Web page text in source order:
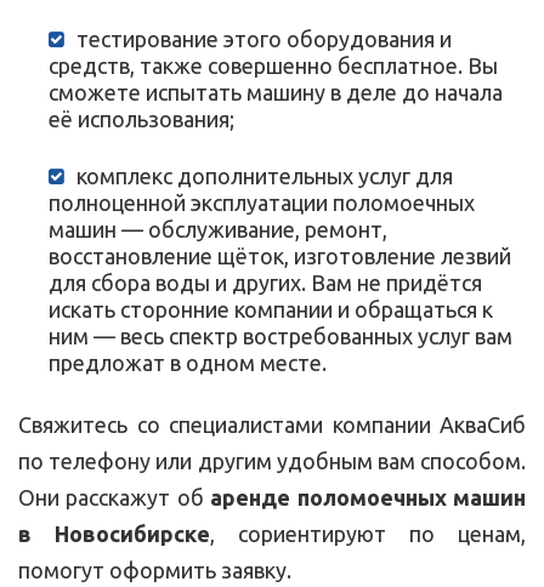
тестирование этого оборудования и
средств, также совершенно бесплатное. Вы
сможете испытать машину в деле до начала
её использования;
комплекс дополнительных услуг для
полноценной эксплуатации поломоечных
машин — обслуживание, ремонт,
восстановление щёток, изготовление лезвий
для сбора воды и других. Вам не придётся
искать сторонние компании и обращаться к
ним — весь спектр востребованных услуг вам
предложат в одном месте.
Свяжитесь со специалистами компании АкваСиб
по телефону или другим удобным вам способом.
Они расскажут об аренде поломоечных машин
в Новосибирске, сориентируют по ценам,
помогут оформить заявку.